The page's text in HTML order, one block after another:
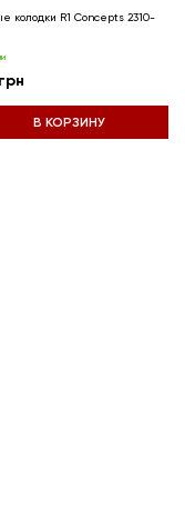
колодки R1 Concepts 2310-
В КОРЗИНУ